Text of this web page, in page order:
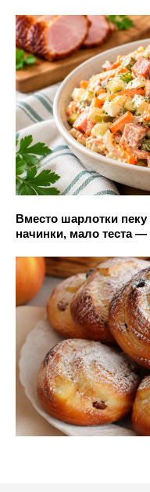
Вместо шарлотки
начинки, мало теста —